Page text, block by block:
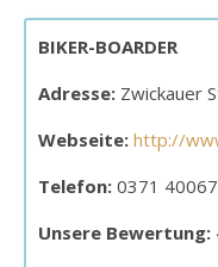
BIKER-BOARDER
Adresse: Zwickauer
Webseite: http://
Telefon: 0371
Unsere Bewertung: